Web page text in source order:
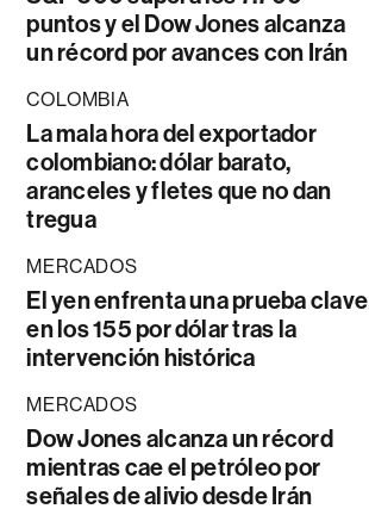
puntos y el Dow Jones alcanza
un récord por avances con Irán
COLOMBIA
La mala hora del exportador
colombiano: dólar barato,
aranceles y fletes que no dan
tregua
MERCADOS
El yen enfrenta una prueba clave
en los 155 por dólar tras la
intervención histórica
MERCADOS
Dow Jones alcanza un récord
mientras cae el petróleo por
señales de alivio desde Irán